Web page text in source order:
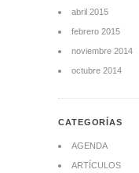
abril 2015
febrero 2015
noviembre 2014
octubre 2014
CATEGORÍAS
AGENDA
ARTÍCULOS